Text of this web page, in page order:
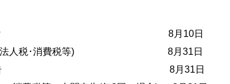
所得税の納付 8月10日
申告(法人税･消費税等) 8月31日
人の中間申告 8月31日